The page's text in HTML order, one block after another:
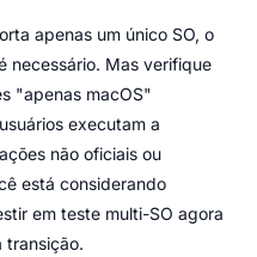
apenas um único SO, o
necessário. Mas verifique
"apenas macOS"
executam a
não oficiais ou
está considerando
em teste multi-SO agora
transição.